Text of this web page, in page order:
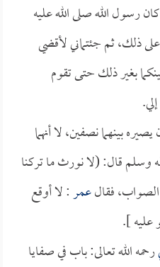
رسول الله صلى الله عليه
ذلك، ثم جئتماني لأقضي
بغير ذلك حتى تقوم
بينهما نصفين، لا أنهما
وسلم قال: (لا نورث ما تركنا
الصواب، فقالعمر: لا أوقع
عليه ].
رحمه الله تعالى: باب في صفايا